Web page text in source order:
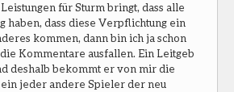
für Sturm bringt, dass alle
haben, dass diese Verpflichtung ein
kommen, dann bin ich ja schon
Kommentare ausfallen. Ein Leitgeb
deshalb bekommt er von mir die
jeder andere Spieler der neu